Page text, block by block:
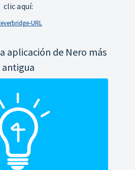
clic aquí:
URL
aplicación de Nero más
antigua